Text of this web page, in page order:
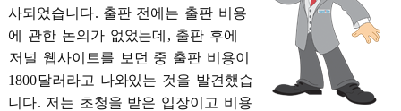
사되었습니다. 출판 전에는 출판 비용
에
관한 논의가 없었는데 , 출판 후에
저널 웹사이트를 보던 중 출판 비용이
1800달러라고 나와있는 것을 발견했습
니다. 저는 초청을 받은 입장이고 비용